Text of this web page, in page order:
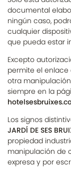
documental
ningún caso,
cualquier
que pueda estar
Excepto
permite el enlace
otra
siempre en la
Los signos
JARDÍ DE SES
propiedad
manipulación de
expresa y por